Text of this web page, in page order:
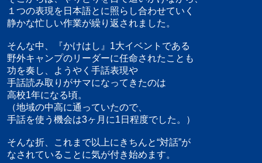
１つの表現を日本語とに照らし合わせていく
静かな忙しい作業が繰り返されました。
そんな中、『かけはし』1大イベントである
野外キャンプのリーダーに任命されたことも
功を奏し、ようやく手話表現や
手話読み取りがサマになってきたのは
高校1年になる頃。
（地域の中高に通っていたので、
手話を使う機会は3ヶ月に1日程度でした。）
そんな折、これまで以上にきちんと“対話”が
なされていることに気が付き始めます。